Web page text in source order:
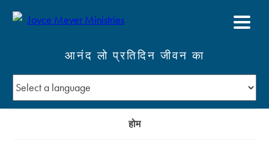
आनंद लो प्रतिदिन जीवन का
होम